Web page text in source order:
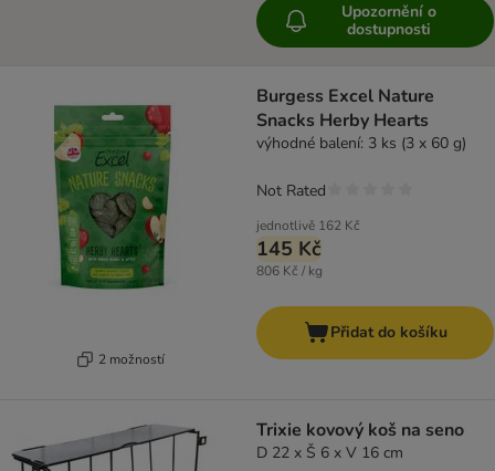
Upozornění o
dostupnosti
2 možností
Burgess Excel Nature
Snacks Herby Hearts
výhodné balení: 3 ks (3 x 60 g)
jednotlivě 162 Kč
145 Kč
806 Kč / kg
Not Rated
Přidat do košíku
Trixie kovový koš na seno
D 22 x Š 6 x V 16 cm